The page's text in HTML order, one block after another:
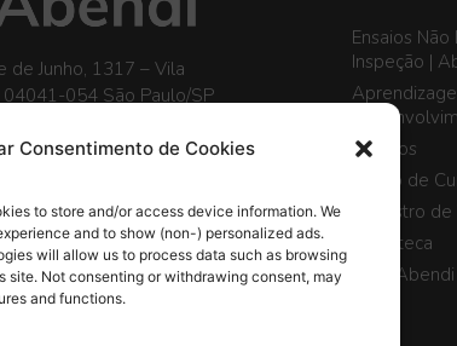
Consentimento de Cookies
to store and/or access device information. We
and to show (non-) personalized ads.
will allow us to process data such as browsing
site. Not consenting or withdrawing consent, may
and functions.
de Junho, 1317 – Vila
054 São Paulo/SP
Ensaios
Inspeção |
Eventos
Banco de
Cadastro
Biblioteca
Blog